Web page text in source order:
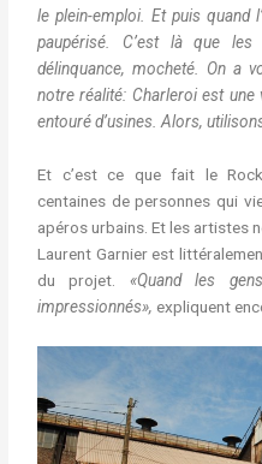
le plein-emploi. Et puis quand
paupérisé. C’est là que
délinquance, mocheté. On a
notre réalité: Charleroi est
entouré d’usines. Alors,
Et c’est ce que fait le
centaines de personnes qui
apéros urbains. Et les artistes
Laurent Garnier est
du projet. «Quand les
impressionnés», expliquent